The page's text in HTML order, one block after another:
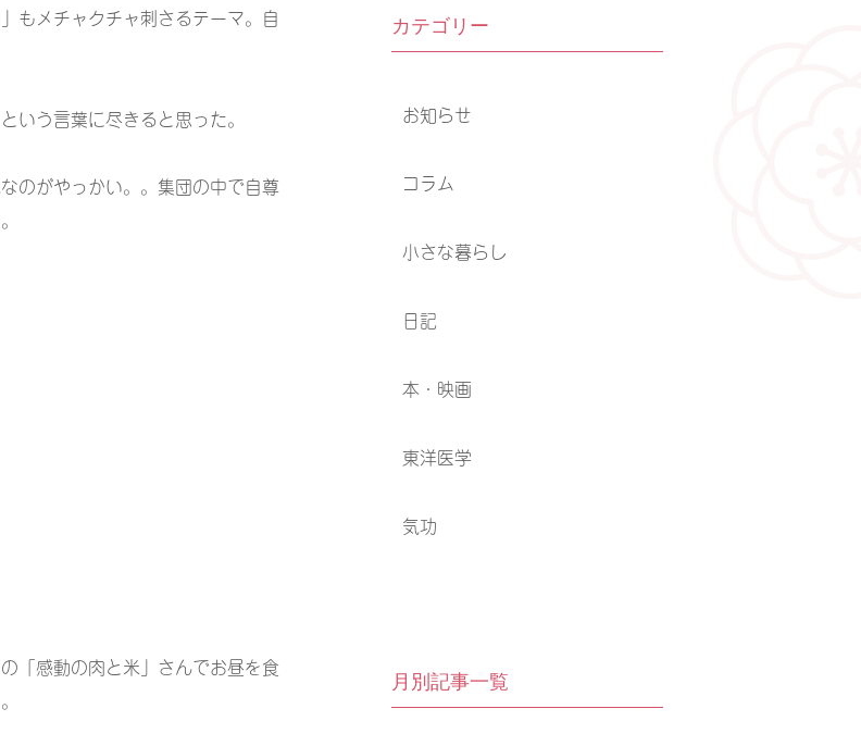
もメチャクチャ刺さるテーマ。自
いう言葉に尽きると思った。
のがやっかい。。集団の中で自尊
「感動の肉と米」さんでお昼を食
カテゴリー
お知らせ
コラム
小さな暮らし
日記
本・映画
東洋医学
気功
月別記事一覧